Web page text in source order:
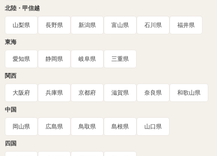
北陸・甲信越
山梨県 長野県 新潟県 富山県 石川県 福井県
東海
愛知県 静岡県 岐阜県 三重県
関西
大阪府 兵庫県 京都府 滋賀県 奈良県 和歌山県
中国
岡山県 広島県 鳥取県 島根県 山口県
四国